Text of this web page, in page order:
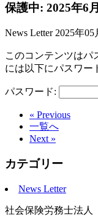
保護中: 2025年6
News Letter 2025年05
このコンテンツはパ
には以下にパスワー
パスワード:
« Previous
一覧へ
Next »
カテゴリー
News Letter
社会保険労務士法人